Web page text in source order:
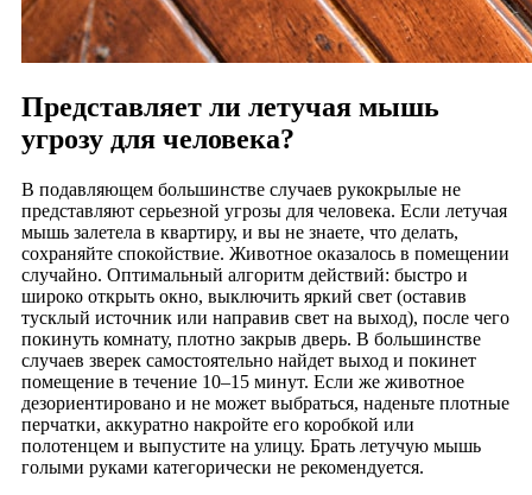
Представляет ли летучая мышь
угрозу для человека?
В подавляющем большинстве случаев рукокрылые не
представляют серьезной угрозы для человека. Если летучая
мышь залетела в квартиру, и вы не знаете, что делать,
сохраняйте спокойствие. Животное оказалось в помещении
случайно. Оптимальный алгоритм действий: быстро и
широко открыть окно, выключить яркий свет (оставив
тусклый источник или направив свет на выход), после чего
покинуть комнату, плотно закрыв дверь. В большинстве
случаев зверек самостоятельно найдет выход и покинет
помещение в течение 10–15 минут. Если же животное
дезориентировано и не может выбраться, наденьте плотные
перчатки, аккуратно накройте его коробкой или
полотенцем и выпустите на улицу. Брать летучую мышь
голыми руками категорически не рекомендуется.